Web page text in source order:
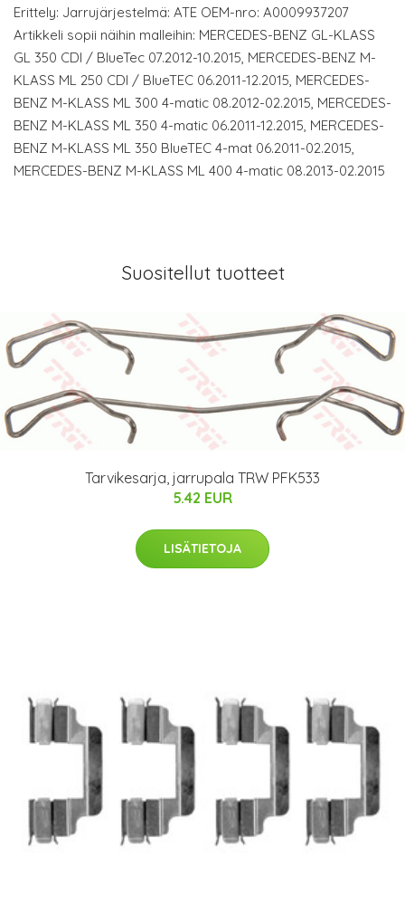
Erittely: Jarrujärjestelmä: ATE OEM-nro: A0009937207
Artikkeli sopii näihin malleihin: MERCEDES-BENZ GL-KLASS
GL 350 CDI / BlueTec 07.2012-10.2015, MERCEDES-BENZ M-
KLASS ML 250 CDI / BlueTEC 06.2011-12.2015, MERCEDES-
BENZ M-KLASS ML 300 4-matic 08.2012-02.2015, MERCEDES-
BENZ M-KLASS ML 350 4-matic 06.2011-12.2015, MERCEDES-
BENZ M-KLASS ML 350 BlueTEC 4-mat 06.2011-02.2015,
MERCEDES-BENZ M-KLASS ML 400 4-matic 08.2013-02.2015
Suositellut tuotteet
Tarvikesarja, jarrupala TRW PFK533
5.42 EUR
LISÄTIETOJA